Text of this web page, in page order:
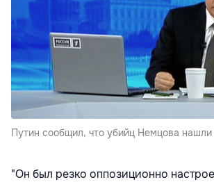
Путин сообщил, что убийц Немцова нашли
"Он был резко оппозиционно